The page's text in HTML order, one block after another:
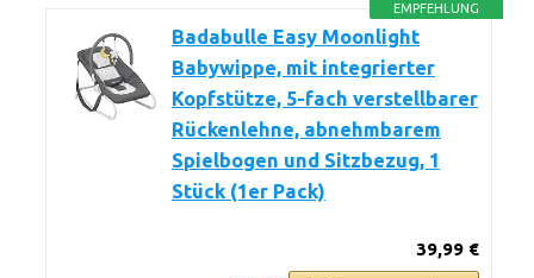
EMPFEHLUNG
Badabulle Easy Moonlight
Babywippe, mit integrierter
Kopfstütze, 5-fach verstellbarer
Rückenlehne, abnehmbarem
Spielbogen und Sitzbezug, 1
Stück (1er Pack)
39,99 €